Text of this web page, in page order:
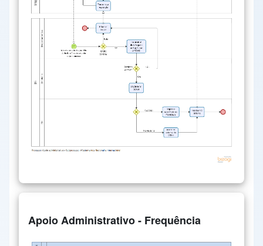
Apoio Administrativo - Frequência